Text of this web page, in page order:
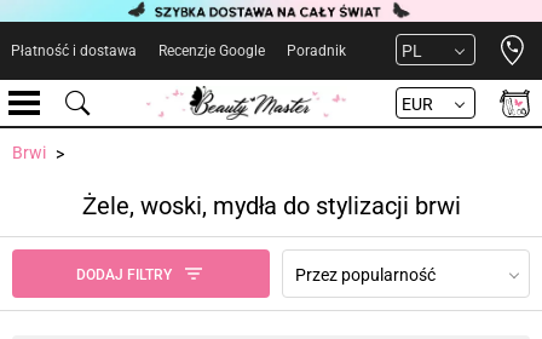
Płatność i dostawa Recenzje Google Poradnik PL
EUR
Brwi
Żele, woski, mydła do stylizacji brwi
DODAJ FILTRY Przez popularność